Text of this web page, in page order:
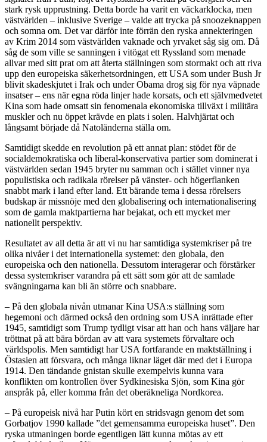
stark rysk upprustning. Detta borde ha varit en väckarklocka, men
västvärlden – inklusive Sverige – valde att trycka på snoozeknappen
och somna om. Det var därför inte förrän den ryska annekteringen
av Krim 2014 som västvärlden vaknade och yrvaket såg sig om. Då
såg de som ville se sanningen i vitögat ett Ryssland som menade
allvar med sitt prat om att återta ställningen som stormakt och att riva
upp den europeiska säkerhetsordningen, ett USA som under Bush Jr
blivit skadeskjutet i Irak och under Obama drog sig för nya väpnade
insatser – ens när egna röda linjer hade korsats, och ett självmedvetet
Kina som hade omsatt sin fenomenala ekonomiska tillväxt i militära
muskler och nu öppet krävde en plats i solen. Halvhjärtat och
långsamt började då Natoländerna ställa om.
Samtidigt skedde en revolution på ett annat plan: stödet för de
socialdemokratiska och liberal-konservativa partier som dominerat i
västvärlden sedan 1945 bryter nu samman och i stället vinner nya
populistiska och radikala rörelser på vänster- och högerflanken
snabbt mark i land efter land. Ett bärande tema i dessa rörelsers
budskap är missnöje med den globalisering och internationalisering
som de gamla maktpartierna har bejakat, och ett mycket mer
nationellt perspektiv.
Resultatet av all detta är att vi nu har samtidiga systemkriser på tre
olika nivåer i det internationella systemet: den globala, den
europeiska och den nationella. Dessutom interagerar och förstärker
dessa systemkriser varandra på ett sätt som gör att de samlade
svängningarna kan bli än större och snabbare.
– På den globala nivån utmanar Kina USA:s ställning som
hegemoni och därmed också den ordning som USA inrättade efter
1945, samtidigt som Trump tydligt visar att han och hans väljare har
tröttnat på att bära bördan av att vara systemets förvaltare och
världspolis. Men samtidigt har USA fortfarande en maktställning i
Östasien att försvara, och många liknar läget där med det i Europa
1914. Den tändande gnistan skulle exempelvis kunna vara
konflikten om kontrollen över Sydkinesiska Sjön, som Kina gör
anspråk på, eller komma från det oberäkneliga Nordkorea.
– På europeisk nivå har Putin kört en stridsvagn genom det som
Gorbatjov 1990 kallade ”det gemensamma europeiska huset”. Den
ryska utmaningen borde egentligen lätt kunna mötas av ett